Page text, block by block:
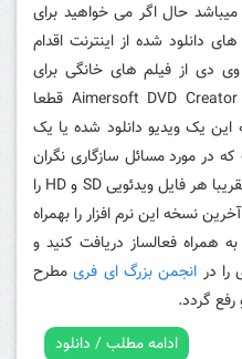
حال اگر می خواهید برای
دانلود شده از اینترنت اقدام
دی از فیلم های خانگی برای
Aimersoft DVD Creator قطعا
یک ویدیو دانلود شده یا یک
در مورد مسائل سازگاری نگران
باشید زیرا این دی وی دی می تواند تقریبا هر فایل ویدئویی SD و HD را
نسخه این نرم افزار را بهمراه
به همراه فعالساز دریافت کنید و
را در انجمن بزرگ ای فریمطرح
گردد.
ادامه مطلب / دانلود